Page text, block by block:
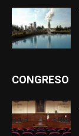
CONGRESO